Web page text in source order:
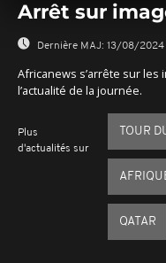
seconds
Arrêt sur
Dernière MAJ: 13/08/2024
Africanews s’arrête sur les
l’actualité de la journée.
Plus
d'actualités sur
TOUR
QATAR